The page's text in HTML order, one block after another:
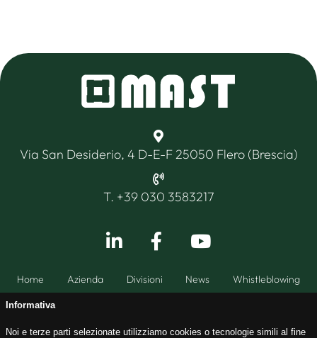
Informativa
Noi e terze parti selezionate utilizziamo cookies o tecnologie simili al fine
Home Azienda Divisioni News Whistleblowing
Via San Desiderio, 4 D-E-F 25050 Flero (Brescia)
T. +39 030 3583217